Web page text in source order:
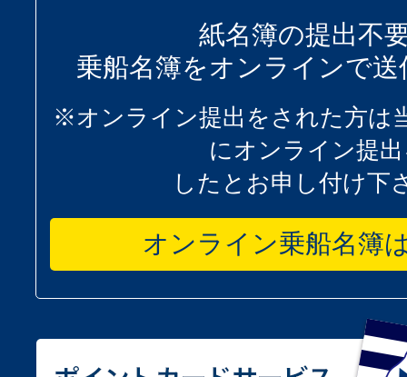
紙名簿の提出不
乗船名簿をオンラインで
※オンライン提出をされた方は
にオンライン提
したとお申し付け下
オンライン乗船名簿